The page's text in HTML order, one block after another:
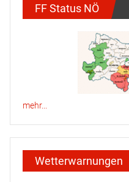
FF Status NÖ
mehr...
Wetterwarnungen